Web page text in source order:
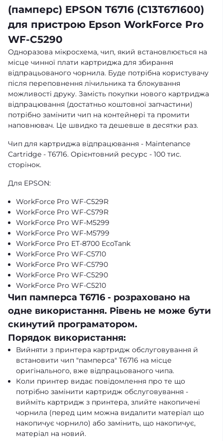
(памперс) EPSON T6716 (C13T671600)
для пристрою Epson WorkForce Pro
WF-C5290
Одноразова мікросхема, чип, який встановлюється на
місце чинної плати картриджа для збирання
відпрацьованого чорнила. Буде потрібна користувачу
після переповнення лічильника та блокування
можливості друку. Замість покупки нового картриджа
відпрацювання (достатньо коштовної запчастини)
потрібно замінити чип на контейнері та промити
наповнювач. Це швидко та дешевше в десятки раз.
Чип для картриджа відпрацювання - Maintenance
Cartridge - T6716. Орієнтовний ресурс - 100 тис.
сторінок.
Для EPSON:
WorkForce Pro WF-C529R
WorkForce Pro WF-C579R
WorkForce Pro WF-M5299
WorkForce Pro WF-M5799
WorkForce Pro ET-8700 EcoTank
WorkForce Pro WF-C5710
WorkForce Pro WF-C5790
WorkForce Pro WF-C5290
WorkForce Pro WF-C5210
Чип памперса T6716 - розраховано на
одне використання. Рівень не може бути
скинутий програматором.
Порядок використання:
Вийняти з принтера картридж обслуговування й
встановити чип "памперса" T6716 на місце
оригінального, вже відпрацьованого чипа.
Коли принтер видає повідомлення про те що
потрібно замінити картридж обслуговування -
вийміть картридж з принтера, злийте накопичені
чорнила (перед цим можна видалити матеріал що
накопичує чорнило) або замінить, що накопичує,
матеріал на новий.